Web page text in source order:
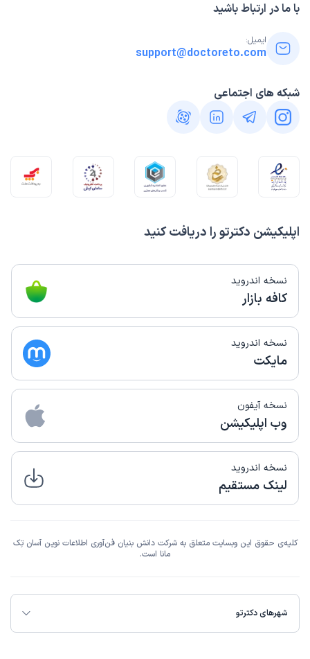
اپلیکیشن دکترتو را دریافت کنید
نسخه اندروید
کافه بازار
نسخه اندروید
مایکت
نسخه آیفون
وب اپلیکیشن
نسخه اندروید
لینک مستقیم
با ما در ارتباط باشید
ایمیل:
support@doctoreto.com
شبکه های اجتماعی
کلیه‌ی حقوق این وبسایت متعلق به شرکت دانش بنیان فن‌آوری اطلاعات نوین آسان تِک
مانا است.
شهرهای دکترتو